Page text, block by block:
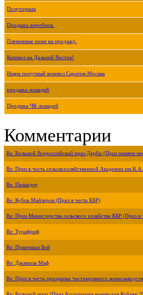
Полуторник
Продажа жеребцов.
Племенные пони на продажу.
Коневоз на Дальний Восток!
Ищем попутный коневоз Саратов-Москва
продажа лошадей
Продажа ЧК лошадей
Комментарии
Re: Большой Всероссийский приз Дерби (Приз памяти
Re: Приз в честь сельскохозяйственной Академии
Re: Паландер
Re: Кубок Майлеров (Приз в честь КБР)
Re: Приз Министерства сельского хозяйства КБР (Приз в
Re: Турафриф
Re: Практикал Бой
Re: Джамила Маф
Re: Приз в честь праздника чистокровного